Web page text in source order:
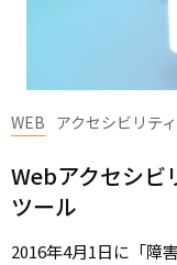
WEB アクセシビリティ
Webアクセシビ
ツール
2016年4月1日に「障